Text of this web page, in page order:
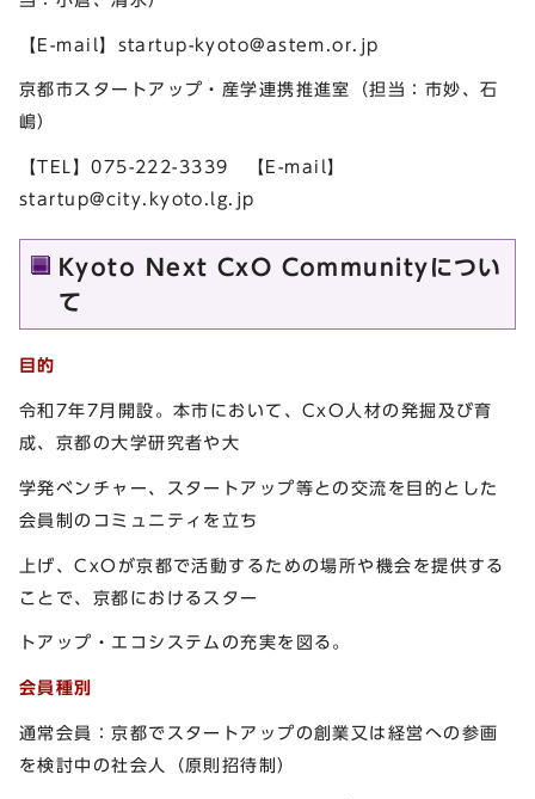
【E-mail】 startup-kyoto@astem.or.jp
京都市スタートアップ・産学連携推進室（担当：市妙、石
嶋）
【TEL】075-222-3339 【E-mail】
startup@city.kyoto.lg.jp
Kyoto Next CxO Communityについ
て
目的
令和7年7月開設。本市において、CxO人材の発掘及び育
成、京都の大学研究者や大
学発ベンチャー、スタートアップ等との交流を目的とした
会員制のコミュニティを立ち
上げ、CxOが京都で活動するための場所や機会を提供する
ことで、京都におけるスター
トアップ・エコシステムの充実を図る。
会員種別
通常会員：京都でスタートアップの創業又は経営への参画
を検討中の社会人（原則招待制）